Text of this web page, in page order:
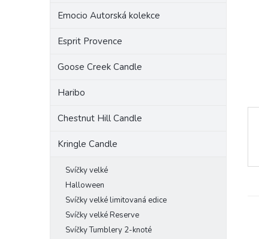
Emocio Autorská kolekce
Esprit Provence
Goose Creek Candle
Haribo
Chestnut Hill Candle
Kringle Candle
Svíčky velké
Halloween
Svíčky velké limitovaná edice
Svíčky velké Reserve
Svíčky Tumblery 2-knoté